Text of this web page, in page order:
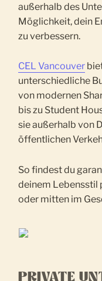
außerhalb des
Möglichkeit, dein
zu verbessern.
CEL Vancouver
unterschiedliche
von modernen
bis zu Student
sie außerhalb von
öffentlichen
So findest du
deinem Lebensstil
oder mitten im
PRIVATE